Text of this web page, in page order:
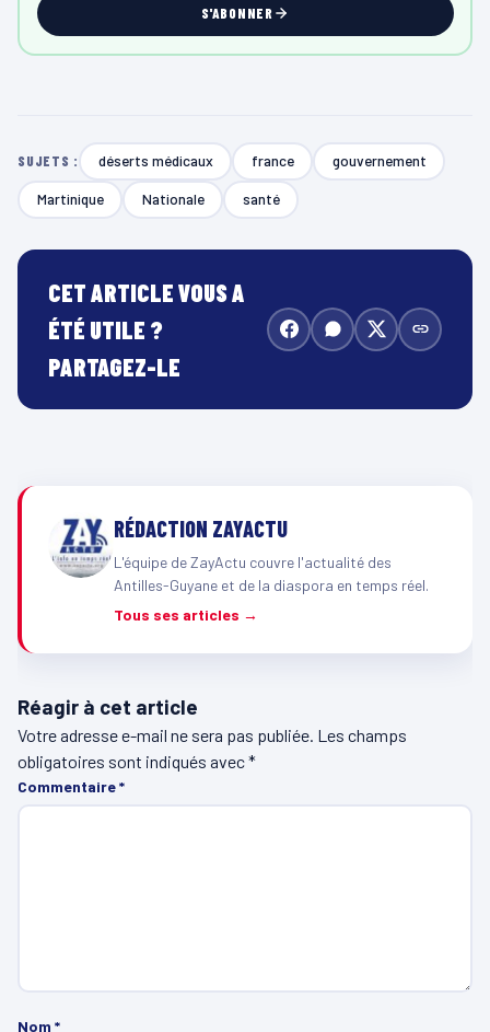
S'ABONNER
SUJETS : déserts médicaux france gouvernement
Martinique Nationale santé
CET ARTICLE VOUS A
ÉTÉ UTILE ?
PARTAGEZ-LE
RÉDACTION ZAYACTU
L'équipe de ZayActu couvre l'actualité des
Antilles-Guyane et de la diaspora en temps réel.
Tous ses articles →
Réagir à cet article
Votre adresse e-mail ne sera pas publiée. Les champs
obligatoires sont indiqués avec*
Commentaire*
Nom *